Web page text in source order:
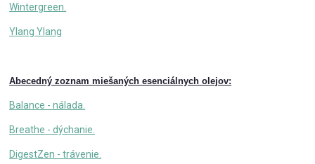
Wintergreen.
Ylang Ylang
Abecedný zoznam miešaných esenciálnych olejov:
Balance - nálada.
Breathe - dýchanie.
DigestZen - trávenie.